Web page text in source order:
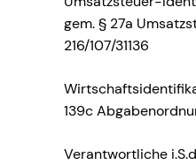
gem. § 27a
216/107/31136
139c
Verantwortliche